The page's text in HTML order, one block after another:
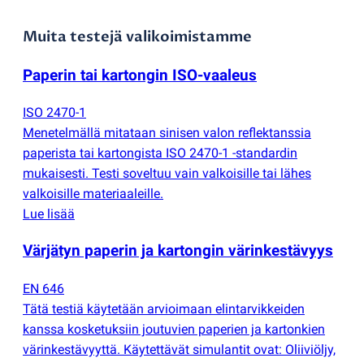
Muita testejä valikoimistamme
Paperin tai kartongin ISO-vaaleus
ISO 2470-1
Menetelmällä mitataan sinisen valon reflektanssia
paperista tai kartongista ISO 2470-1 -standardin
mukaisesti. Testi soveltuu vain valkoisille tai lähes
valkoisille materiaaleille.
Lue lisää
Värjätyn paperin ja kartongin värinkestävyys
EN 646
Tätä testiä käytetään arvioimaan elintarvikkeiden
kanssa kosketuksiin joutuvien paperien ja kartonkien
värinkestävyyttä. Käytettävät simulantit ovat: Oliiviöljy,